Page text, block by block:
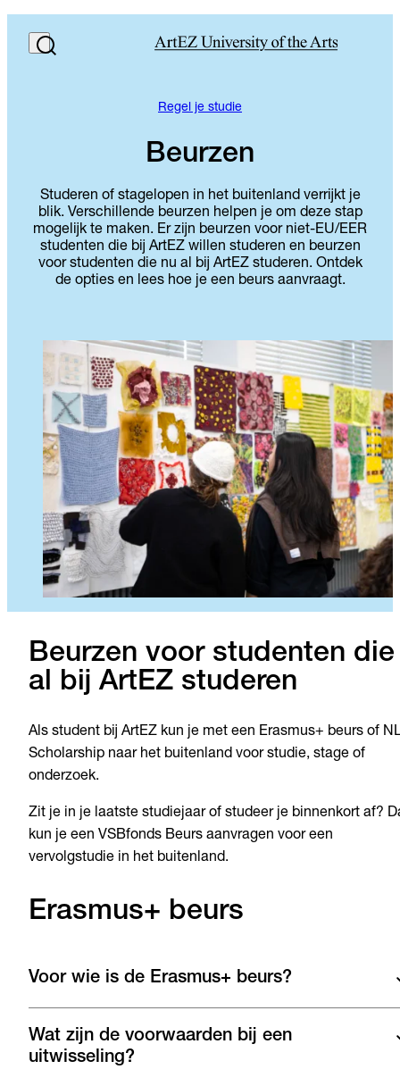
Regel je studie
Beurzen
Studeren of stagelopen in het buitenland verrijkt je
blik. Verschillende beurzen helpen je om deze stap
mogelijk te maken. Er zijn beurzen voor niet-EU/EER
studenten die bij ArtEZ willen studeren en beurzen
voor studenten die nu al bij ArtEZ studeren. Ontdek
de opties en lees hoe je een beurs aanvraagt.
Beurzen voor studenten die
al bij ArtEZ studeren
Als student bij ArtEZ kun je met een Erasmus+ beurs of
Scholarship naar het buitenland voor studie, stage of
onderzoek.
Zit je in je laatste studiejaar of studeer je binnenkort af?
kun je een VSBfonds Beurs aanvragen voor een
vervolgstudie in het buitenland.
Erasmus+ beurs
Voor wie is de Erasmus+ beurs?
Wat zijn de voorwaarden bij een
uitwisseling?